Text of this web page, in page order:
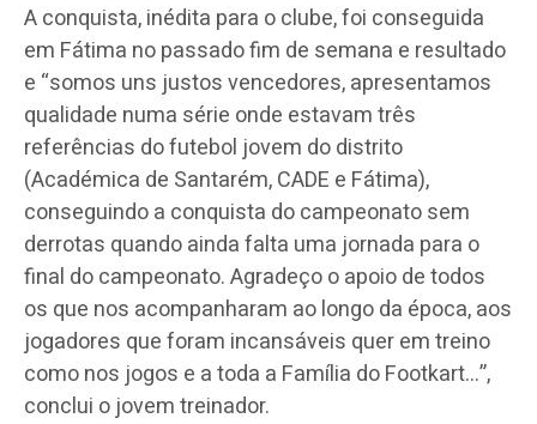
A conquista, inédita para o clube, foi conseguida
em Fátima no passado fim de semana e resultado
e “somos uns justos vencedores, apresentamos
qualidade numa série onde estavam três
referências do futebol jovem do distrito
(Académica de Santarém, CADE e Fátima),
conseguindo a conquista do campeonato sem
derrotas quando ainda falta uma jornada para o
final do campeonato. Agradeço o apoio de todos
os que nos acompanharam ao longo da época, aos
jogadores que foram incansáveis quer em treino
como nos jogos e a toda a Família do Footkart…”,
conclui o jovem treinador.